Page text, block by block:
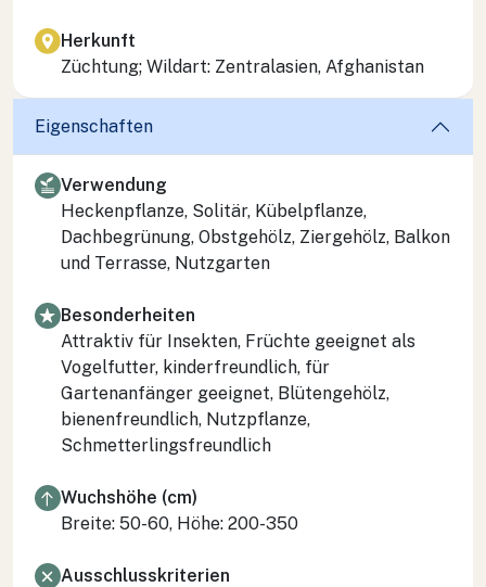
Herkunft
Züchtung; Wildart: Zentralasien, Afghanistan
Eigenschaften
Verwendung
Heckenpflanze, Solitär, Kübelpflanze,
Dachbegrünung, Obstgehölz, Ziergehölz, Balkon
und Terrasse, Nutzgarten
Besonderheiten
Attraktiv für Insekten, Früchte geeignet als
Vogelfutter, kinderfreundlich, für
Gartenanfänger geeignet, Blütengehölz,
bienenfreundlich, Nutzpflanze,
Schmetterlingsfreundlich
Wuchshöhe (cm)
Breite: 50-60, Höhe: 200-350
Ausschlusskriterien